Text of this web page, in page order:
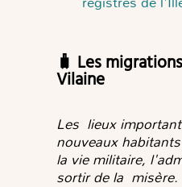
🧳 Les migrations dans l'Ille-et-
Vilaine
Les lieux
nouveaux
la vie militaire,
sortir de la misère.